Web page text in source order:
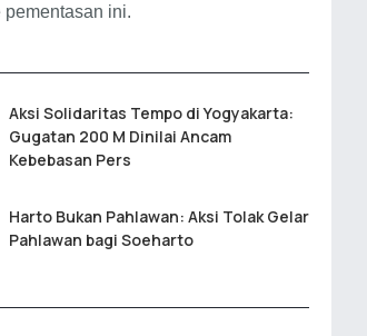
ini.
Aksi Solidaritas Tempo di Yogyakarta:
Gugatan 200 M Dinilai Ancam
Kebebasan Pers
Harto Bukan Pahlawan: Aksi Tolak Gelar
Pahlawan bagi Soeharto